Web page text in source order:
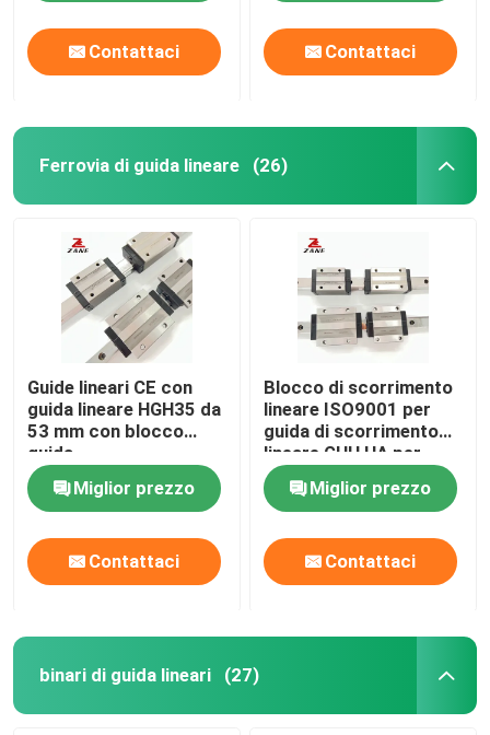
Contattaci Contattaci
Ferrovia di guida lineare (26)
Guide lineari CE con
guida lineare HGH35 da
53 mm con blocco
guida
Miglior prezzo
Contattaci
Blocco di scorrimento
lineare ISO9001 per
guida di scorrimento
lineare GHH HA per
carichi pesanti
Miglior prezzo
Contattaci
binari di guida lineari (27)